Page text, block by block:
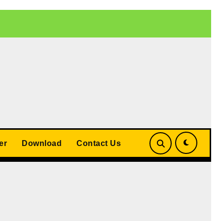
समझौता
Download Contact Us